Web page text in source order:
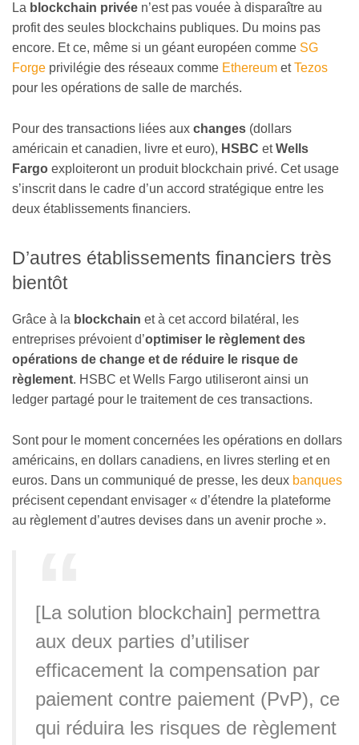
La blockchain privée n’est pas vouée à disparaître au
profit des seules blockchains publiques. Du moins pas
encore. Et ce, même si un géant européen comme SG
Forge privilégie des réseaux comme Ethereum etTezos
pour les opérations de salle de marchés.
Pour des transactions liées aux changes (dollars
américain et canadien, livre et euro), HSBC etWells
Fargo exploiteront un produit blockchain privé. Cet usage
s’inscrit dans le cadre d’un accord stratégique entre les
deux établissements financiers.
D’autres établissements financiers très
bientôt
Grâce à la blockchain et à cet accord bilatéral, les
entreprises prévoient d’optimiser le règlement des
opérations de change et de réduire le risque de
règlement. HSBC et Wells Fargo utiliseront ainsi un
ledger partagé pour le traitement de ces transactions.
Sont pour le moment concernées les opérations en dollars
américains, en dollars canadiens, en livres sterling et en
euros. Dans un communiqué de presse, les deux banques
précisent cependant envisager « d’étendre la plateforme
au règlement d’autres devises dans un avenir proche ».
[La solution blockchain] permettra
aux deux parties d’utiliser
efficacement la compensation par
paiement contre paiement (PvP), ce
qui réduira les risques de règlement